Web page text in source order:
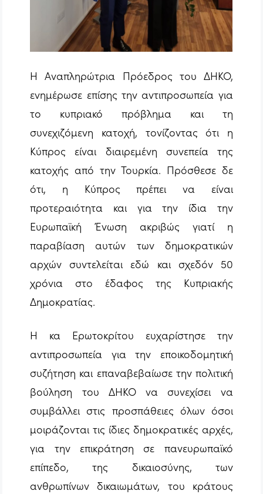
Η Αναπληρώτρια Πρόεδρος του ΔΗΚΟ,
ενημέρωσε επίσης την αντιπροσωπεία για
το κυπριακό πρόβλημα και τη
συνεχιζόμενη κατοχή, τονίζοντας ότι η
Κύπρος είναι διαιρεμένη συνεπεία της
κατοχής από την Τουρκία. Πρόσθεσε δε
ότι, η Κύπρος πρέπει να είναι
προτεραιότητα και για την ίδια την
Ευρωπαϊκή Ένωση ακριβώς γιατί η
παραβίαση αυτών των δημοκρατικών
αρχών συντελείται εδώ και σχεδόν 50
χρόνια στο έδαφος της Κυπριακής
Δημοκρατίας.
Η κα Ερωτοκρίτου ευχαρίστησε την
αντιπροσωπεία για την εποικοδομητική
συζήτηση και επαναβεβαίωσε την πολιτική
βούληση του ΔΗΚΟ να συνεχίσει να
συμβάλλει στις προσπάθειες όλων όσοι
μοιράζονται τις ίδιες δημοκρατικές αρχές,
για την επικράτηση σε πανευρωπαϊκό
επίπεδο, της δικαιοσύνης, των
ανθρωπίνων δικαιωμάτων, του κράτους